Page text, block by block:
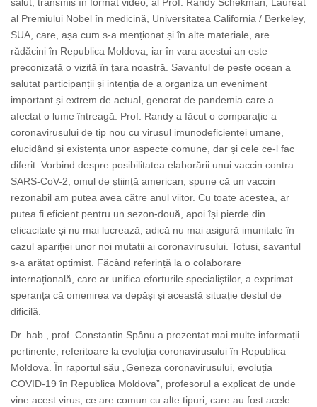
al Premiului Nobel în medicină, Universitatea California / Berkeley,
SUA, care, așa cum s-a menționat și în alte materiale, are
rădăcini în Republica Moldova, iar în vara acestui an este
preconizată o vizită în țara noastră. Savantul de peste ocean a
salutat participanții și intenția de a organiza un eveniment
important și extrem de actual, generat de pandemia care a
afectat o lume întreagă. Prof. Randy a făcut o comparație a
coronavirusului de tip nou cu virusul imunodeficienței umane,
elucidând și existența unor aspecte comune, dar și cele ce-l fac
diferit. Vorbind despre posibilitatea elaborării unui vaccin contra
SARS-CoV-2, omul de știință american, spune că un vaccin
rezonabil am putea avea către anul viitor. Cu toate acestea, ar
putea fi eficient pentru un sezon-două, apoi își pierde din
eficacitate și nu mai lucrează, adică nu mai asigură imunitate în
cazul apariției unor noi mutații ai coronavirusului. Totuși, savantul
s-a arătat optimist. Făcând referință la o colaborare
internațională, care ar unifica eforturile specialiștilor, a exprimat
speranța că omenirea va depăși și această situație destul de
dificilă.
Dr. hab., prof. Constantin Spânu a prezentat mai multe informații
pertinente, referitoare la evoluția coronavirusului în Republica
Moldova. În raportul său „Geneza coronavirusului, evoluția
COVID-19 în Republica Moldova”, profesorul a explicat de unde
vine acest virus, ce are comun cu alte tipuri, care au fost acele